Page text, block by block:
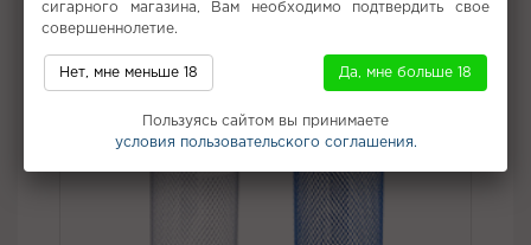
сигарного магазина, Вам необходимо подтвердить свое
совершеннолетие.
Нет, мне меньше 18 Да, мне больше 18
Пользуясь сайтом вы принимаете
условия пользовательского соглашения.